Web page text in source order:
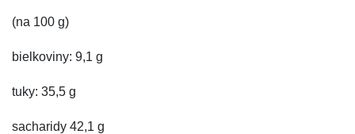
(na 100 g)
bielkoviny: 9,1 g
tuky: 35,5 g
sacharidy 42,1 g